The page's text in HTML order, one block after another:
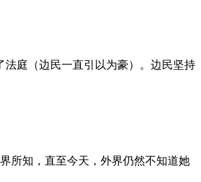
庭（边民一直引以为豪）。边民坚持
所知，直至今天，外界仍然不知道她